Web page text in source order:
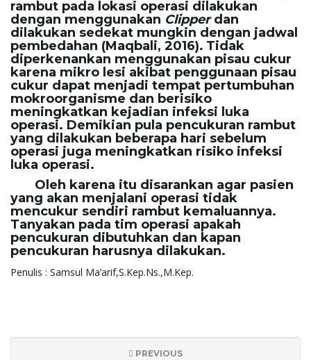
rambut pada lokasi operasi dilakukan
dengan menggunakan Clipperdan
dilakukan sedekat mungkin dengan jadwal
pembedahan (Maqbali, 2016). Tidak
diperkenankan menggunakan pisau cukur
karena mikro lesi akibat penggunaan pisau
cukur dapat menjadi tempat pertumbuhan
mokroorganisme dan berisiko
meningkatkan kejadian infeksi luka
operasi. Demikian pula pencukuran rambut
yang dilakukan beberapa hari sebelum
operasi juga meningkatkan risiko infeksi
luka operasi.
Oleh karena itu disarankan agar pasien
yang akan menjalani operasi tidak
mencukur sendiri rambut kemaluannya.
Tanyakan pada tim operasi apakah
pencukuran dibutuhkan dan kapan
pencukuran harusnya dilakukan.
Penulis : Samsul Ma’arif,S.Kep.Ns.,M.Kep.
PREVIOUS